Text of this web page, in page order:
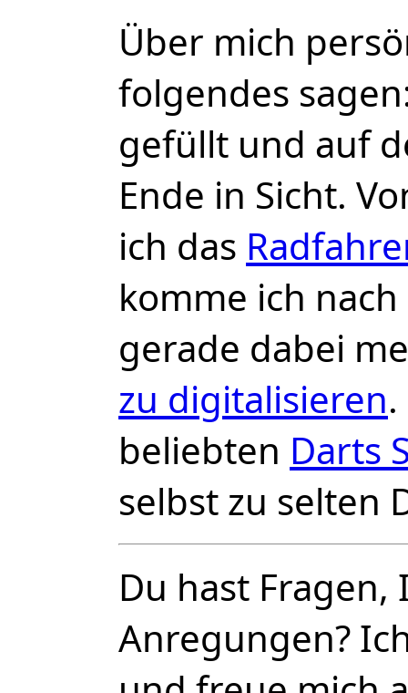
Über mich
folgendes
gefüllt und auf
Ende in Sicht.
ich das
komme ich
gerade dabei
zu digitalisieren
beliebten Darts
selbst zu selten
Du hast
Anregungen?